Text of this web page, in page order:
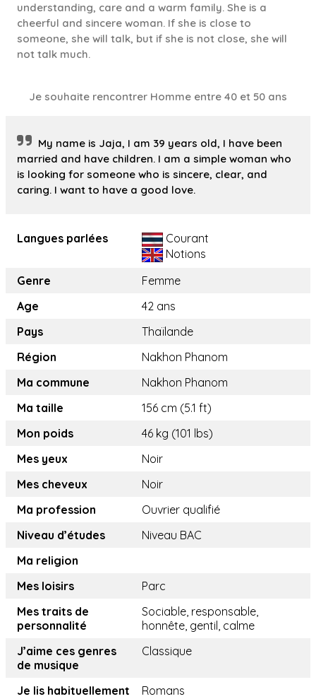
understanding, care and a warm family. She is a
cheerful and sincere woman. If she is close to
someone, she will talk, but if she is not close, she will
not talk much.
Je souhaite rencontrer Homme entre 40 et 50 ans
My name is Jaja, I am 39 years old, I have been
married and have children. I am a simple woman who
is looking for someone who is sincere, clear, and
caring. I want to have a good love.
Langues parlées
Courant
Notions
Genre
Femme
Age
42 ans
Pays
Thaïlande
Région
Nakhon Phanom
Ma commune
Nakhon Phanom
Ma taille
156 cm (5.1 ft)
Mon poids
46 kg (101 lbs)
Mes yeux
Noir
Mes cheveux
Noir
Ma profession
Ouvrier qualifié
Niveau d’études
Niveau BAC
Ma religion
Mes loisirs
Parc
Mes traits de
personnalité
Sociable, responsable,
honnête, gentil, calme
J’aime ces genres
de musique
Classique
Je lis habituellement
Romans